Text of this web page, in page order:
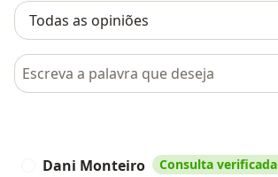
Pesquisar em opiniões
Dani Monteiro Consulta verificada